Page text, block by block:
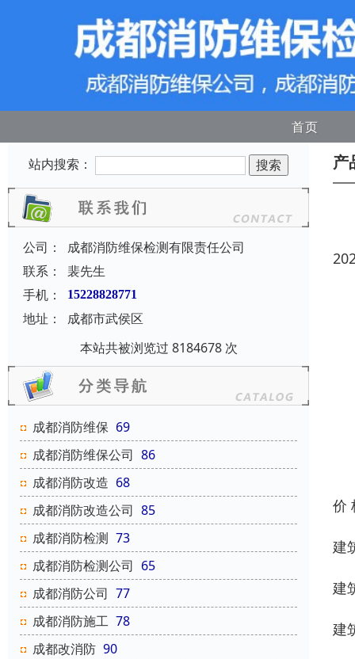
首页
站内搜索：
公司：
成都消防维保检测有限责任公司
联系：
裴先生
手机：
15228828771
地址：
成都市武侯区
本站共被浏览过 8184678 次
成都消防维保 69
成都消防维保公司 86
成都消防改造 68
成都消防改造公司 85
成都消防检测 73
成都消防检测公司 65
成都消防公司 77
成都消防施工 78
成都改消防 90
产
价
建
建
建